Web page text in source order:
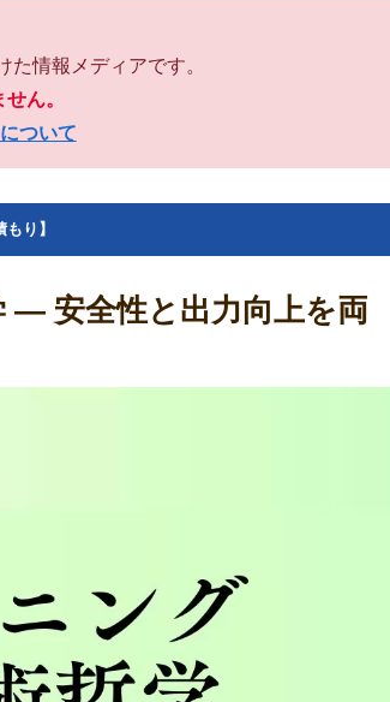
た情報メディアです。
ん。
ついて
り】
― 安全性と出力向上を両